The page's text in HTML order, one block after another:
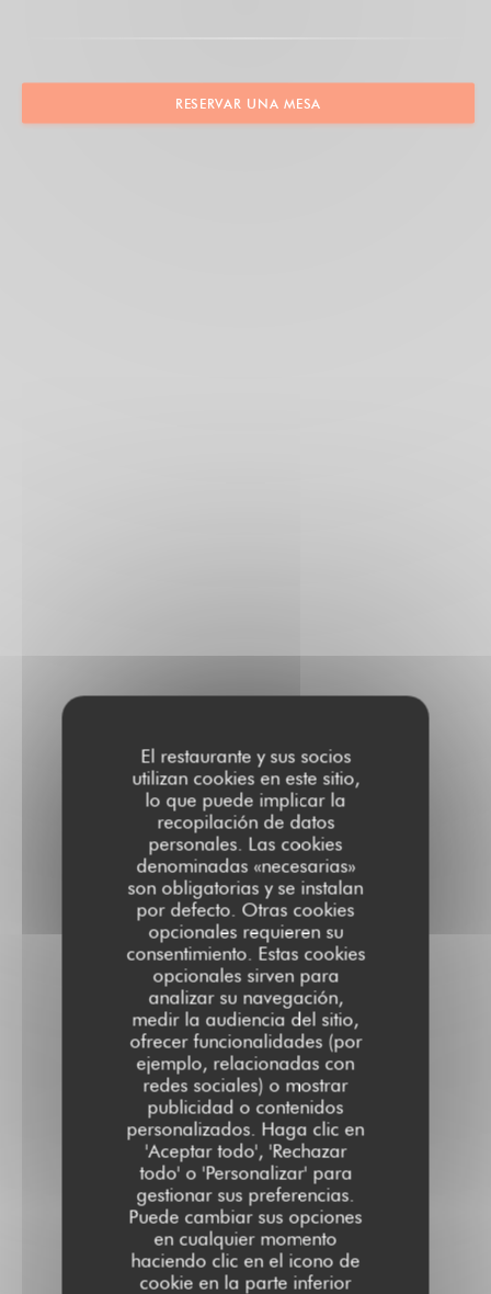
El restaurante y sus socios
utilizan cookies en este sitio,
lo que puede implicar la
recopilación de datos
personales. Las cookies
denominadas «necesarias»
son obligatorias y se instalan
por defecto. Otras cookies
opcionales requieren su
consentimiento. Estas cookies
opcionales sirven para
analizar su navegación,
medir la audiencia del sitio,
ofrecer funcionalidades (por
ejemplo, relacionadas con
redes sociales) o mostrar
publicidad o contenidos
personalizados. Haga clic en
'Aceptar todo', 'Rechazar
todo' o 'Personalizar' para
gestionar sus preferencias.
Puede cambiar sus opciones
en cualquier momento
haciendo clic en el icono de
cookie en la parte inferior
RESERVAR UNA MESA